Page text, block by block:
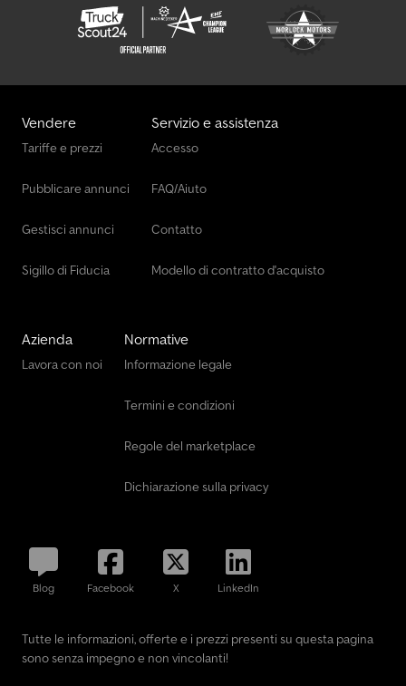
Vendere
Tariffe e prezzi
Pubblicare annunci
Gestisci annunci
Sigillo di Fiducia
Servizio e assistenza
Accesso
FAQ/Aiuto
Contatto
Modello di contratto d'acquisto
Azienda
Lavora con noi
Normative
Informazione legale
Termini e condizioni
Regole del marketplace
Dichiarazione sulla privacy
Blog Facebook X LinkedIn
Tutte le informazioni, offerte e i prezzi presenti su questa pagina
sono senza impegno e non vincolanti!